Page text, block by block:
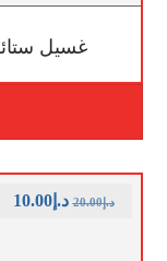
غسيل ستائر
د.إ20.00 د.إ10.00